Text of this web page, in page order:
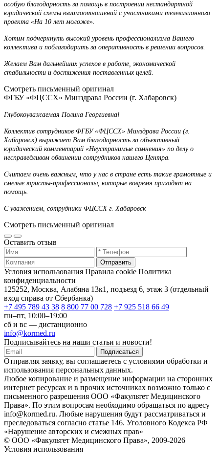
особую благодарность за помощь в построении нестандартной
юридической схемы взаимоотношений с участниками телевизионного
проекта «На 10 лет моложе».
Хотим подчеркнуть высокий уровень профессионализма Вашего
коллектива и поблагодарить за оперативность в решении вопросов.
Желаем Вам дальнейших успехов в работе, экономической
стабильности и достижения поставленных целей.
Смотреть письменный оригинал
ФГБУ «ФЦССХ» Минздрава России (г. Хабаровск)
Глубокоуважаемая Полина Георгиевна!
Коллектив сотрудников ФГБУ «ФЦССХ» Минздрава России (г.
Хабаровск) выражает Вам благодарность за объективный
юридический комментарий «Неустранимые сомнения» по делу о
несправедливом обвинении сотрудников нашего Центра.
Считаем очень важным, что у нас в стране есть такие грамотные и
смелые юристы-профессионалы, которые вовремя приходят на
помощь.
С уважением, сотрудники ФЦССХ г. Хабаровск
Смотреть письменный оригинал
Оставить отзыв
Отправить
Условия использования Правила cookie Политика
конфиденциальности
125252, Москва, Алабяна 13к1, подъезд 6, этаж 3 (отдельный
вход справа от Сбербанка)
+7 495 789 43 38 8 800 77 00 728 +7 925 518 66 49
пн–пт, 10:00–19:00
сб и вс — дистанционно
info@kormed.ru
Подписывайтесь на наши статьи и новости!
Подписаться
Отправляя заявку, вы соглашаетесь с условиями обработки и
использования персональных данных.
Любое копирование и размещение информации на сторонних
интернет ресурсах и в прочих источниках возможно только с
письменного разрешения ООО «Факультет Медицинского
Права». По этим вопросам необходимо обращаться по адресу
info@kormed.ru. Любые нарушения будут рассматриваться и
преследоваться согласно статье 146. Уголовного Кодекса РФ
«Нарушение авторских и смежных прав»
© ООО «Факультет Медицинского Права», 2009-2026
Условия использования